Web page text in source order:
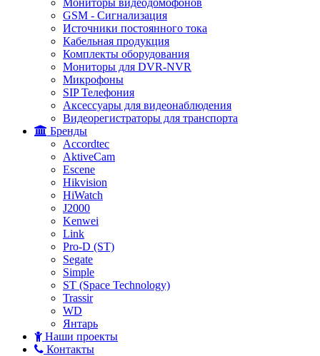
GSM - Сигнализация
Источники постоянного тока
Кабельная продукция
Комплекты оборудования
Мониторы для DVR-NVR
Микрофоны
SIP Телефония
Аксессуары для видеонаблюдения
Видеорегистраторы для транспорта
Бренды
Accordtec
AktiveCam
Escene
Hikvision
HiWatch
J2000
Kenwei
Link
Pro-D (ST)
Segate
Simple
ST (Space Technology)
Trassir
WD
Янтарь
Наши проекты
Контакты